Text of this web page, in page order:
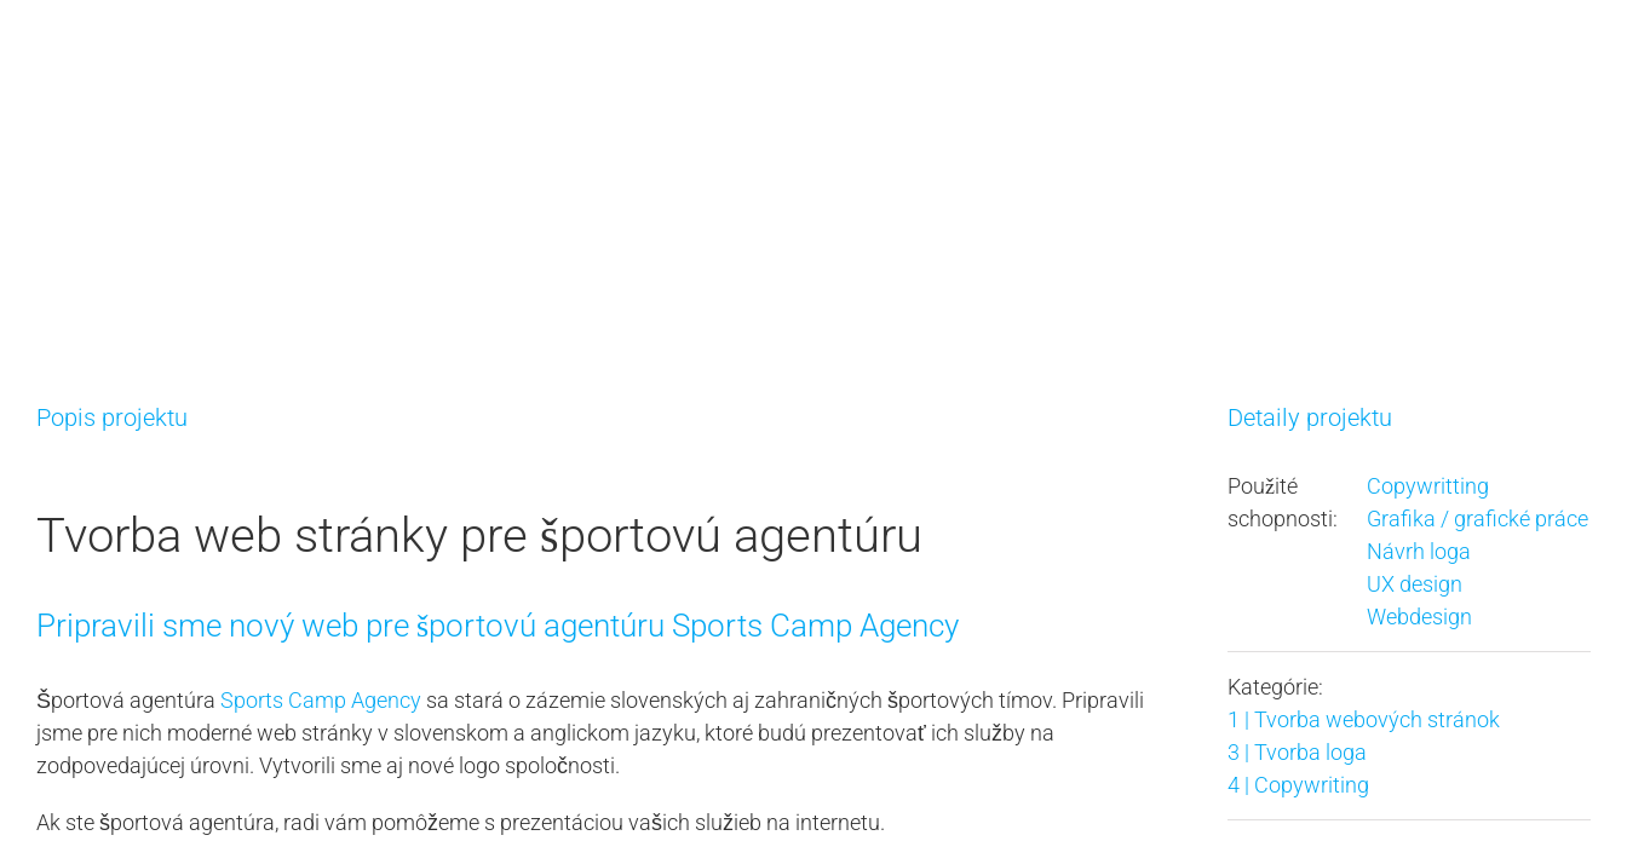
Popis projektu
Tvorba web stránky pre športovú agentúru
Pripravili sme nový web pre športovú agentúru Sports Camp Agency
Športová agentúra Sports Camp Agency sa stará o zázemie slovenských aj zahraničných športových tímov. Pripravili
jsme pre nich moderné web stránky v slovenskom a anglickom jazyku, ktoré budú prezentovať ich služby na
zodpovedajúcej úrovni. Vytvorili sme aj nové logo spoločnosti.
Ak ste športová agentúra, radi vám pomôžeme s prezentáciou vašich služieb na internetu.
Detaily projektu
Použité
schopnosti:
Copywritting
Grafika / grafické práce
Návrh loga
UX design
Webdesign
Kategórie:
1 | Tvorba webových stránok
3 | Tvorba loga
4 | Copywriting